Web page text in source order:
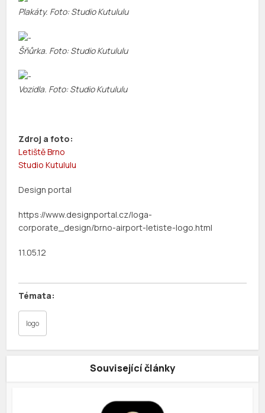
Plakáty. Foto: Studio Kutululu
Šňůrka. Foto: Studio Kutululu
Vozidla. Foto: Studio Kutululu
Zdroj a foto:
Letiště Brno
Studio Kutululu
Design portal
https://www.designportal.cz/loga-
corporate_design/brno-airport-letiste-logo.html
11.05.12
logo
Související články